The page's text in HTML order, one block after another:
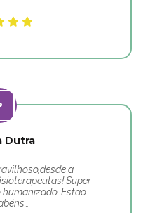
Dutra
a
Super
Estão